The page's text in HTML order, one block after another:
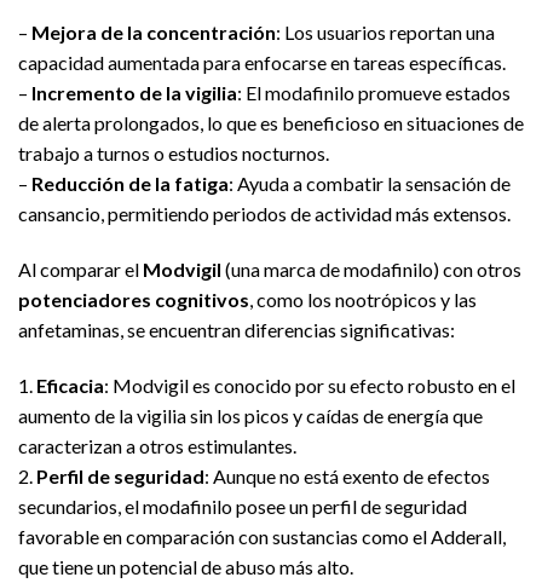
– Mejora de la concentración: Los usuarios reportan una
capacidad aumentada para enfocarse en tareas específicas.
– Incremento de la vigilia: El modafinilo promueve estados
de alerta prolongados, lo que es beneficioso en situaciones de
trabajo a turnos o estudios nocturnos.
– Reducción de la fatiga: Ayuda a combatir la sensación de
cansancio, permitiendo periodos de actividad más extensos.
Al comparar el Modvigil (una marca de modafinilo) con otros
potenciadores cognitivos, como los nootrópicos y las
anfetaminas, se encuentran diferencias significativas:
1. Eficacia: Modvigil es conocido por su efecto robusto en el
aumento de la vigilia sin los picos y caídas de energía que
caracterizan a otros estimulantes.
2. Perfil de seguridad: Aunque no está exento de efectos
secundarios, el modafinilo posee un perfil de seguridad
favorable en comparación con sustancias como el Adderall,
que tiene un potencial de abuso más alto.